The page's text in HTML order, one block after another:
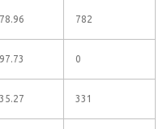
782
0
331